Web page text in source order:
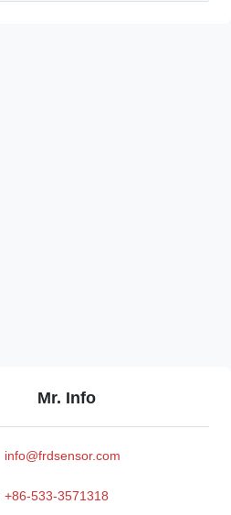
Mr. Info
info@frdsensor.com
+86-533-3571318